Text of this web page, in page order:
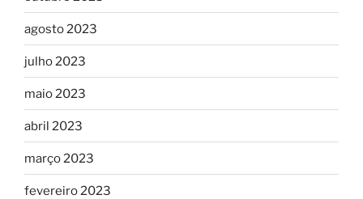
agosto 2023
julho 2023
maio 2023
abril 2023
março 2023
fevereiro 2023